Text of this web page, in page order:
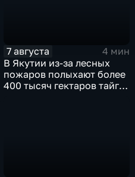
7 августа
4 мин
В Якутии из-за лесных
пожаров полыхают более
400 тысяч гектаров тайги,